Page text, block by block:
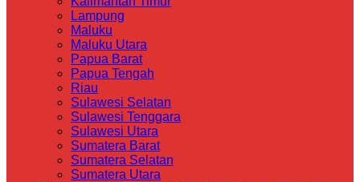
Lampung
Maluku
Maluku Utara
Papua Barat
Papua Tengah
Riau
Sulawesi Selatan
Sulawesi Tenggara
Sulawesi Utara
Sumatera Barat
Sumatera Selatan
Sumatera Utara